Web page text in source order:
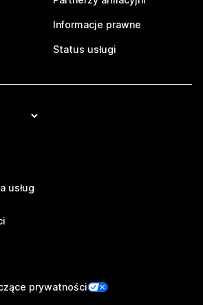
Informacje prawne
Status usługi
usług
prywatności